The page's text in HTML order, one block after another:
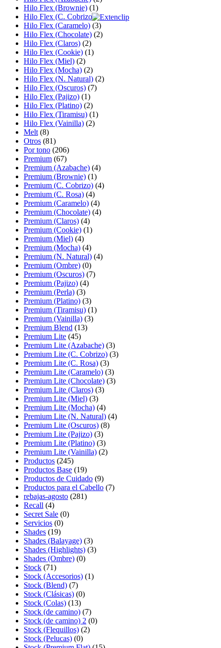
Hilo Flex (Brownie) (1)
Hilo Flex (C. Cobrizo) (2)
Hilo Flex (Caramelo) (3)
Hilo Flex (Chocolate) (2)
Hilo Flex (Claros) (2)
Hilo Flex (Cookie) (1)
Hilo Flex (Miel) (2)
Hilo Flex (Mocha) (2)
Hilo Flex (N. Natural) (2)
Hilo Flex (Oscuros) (7)
Hilo Flex (Pajizo) (1)
Hilo Flex (Platino) (2)
Hilo Flex (Tiramisu) (1)
Hilo Flex (Vainilla) (2)
Melt (8)
Otros (81)
Por tono (206)
Premium (67)
Premium (Azabache) (4)
Premium (Brownie) (1)
Premium (C. Cobrizo) (4)
Premium (C. Rosa) (4)
Premium (Caramelo) (4)
Premium (Chocolate) (4)
Premium (Claros) (4)
Premium (Cookie) (1)
Premium (Miel) (4)
Premium (Mocha) (4)
Premium (N. Natural) (4)
Premium (Ombre) (0)
Premium (Oscuros) (7)
Premium (Pajizo) (4)
Premium (Perla) (3)
Premium (Platino) (3)
Premium (Tiramisu) (1)
Premium (Vainilla) (3)
Premium Blend (13)
Premium Lite (45)
Premium Lite (Azabache) (3)
Premium Lite (C. Cobrizo) (3)
Premium Lite (C. Rosa) (3)
Premium Lite (Caramelo) (3)
Premium Lite (Chocolate) (3)
Premium Lite (Claros) (3)
Premium Lite (Miel) (3)
Premium Lite (Mocha) (4)
Premium Lite (N. Natural) (4)
Premium Lite (Oscuros) (8)
Premium Lite (Pajizo) (3)
Premium Lite (Platino) (3)
Premium Lite (Vainilla) (2)
Productos (245)
Productos Base (19)
Productos de Cuidado (9)
Productos para el Cabello (7)
rebajas-agosto (281)
Recall (4)
Secret Sale (0)
Servicios (0)
Shades (19)
Shades (Balayage) (3)
Shades (Highlights) (3)
Shades (Ombre) (0)
Stock (71)
Stock (Accesorios) (1)
Stock (Blend) (7)
Stock (Clásicas) (0)
Stock (Colas) (13)
Stock (de camino) (7)
Stock (de camino) 2 (0)
Stock (Flequillos) (2)
Stock (Pelucas) (0)